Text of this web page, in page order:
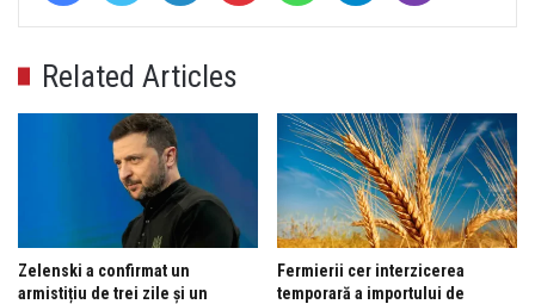
Related Articles
Zelenski a confirmat un
armistițiu de trei zile și un
Fermierii cer interzicerea
temporară a importului de